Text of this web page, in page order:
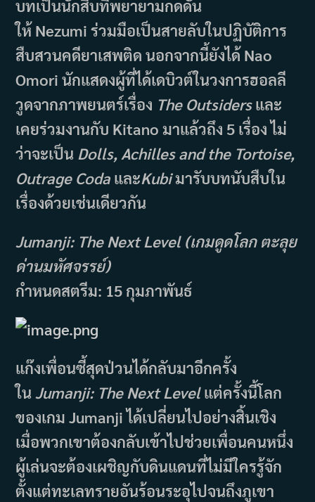
บทเป็นนักสืบที่พยายามกดดัน
ให้ Nezumi ร่วมมือเป็นสายลับในปฏิบัติการ
สืบสวนคดียาเสพติด นอกจากนี้ยังได้ Nao
Omori นักแสดงผู้ที่ได้เดบิวต์ในวงการฮอลลี
วูดจากภาพยนตร์เรื่อง The Outsidersและ
เคยร่วมงานกับ Kitano มาแล้วถึง 5 เรื่อง ไม่
ว่าจะเป็น Dolls, Achilles and the Tortoise,
Outrage Coda และKubiมารับบทนับสืบใน
เรื่องด้วยเช่นเดียวกัน
Jumanji: The Next Level (เกมดูดโลก ตะลุย
ด่านมหัศจรรย์)
กำหนดสตรีม: 15 กุมภาพันธ์
แก๊งเพื่อนซี้สุดป่วนได้กลับมาอีกครั้ง
ในJumanji: The Next Levelแต่ครั้งนี้โลก
ของเกม Jumanji ได้เปลี่ยนไปอย่างสิ้นเชิง
เมื่อพวกเขาต้องกลับเข้าไปช่วยเพื่อนคนหนึ่ง
ผู้เล่นจะต้องเผชิญกับดินแดนที่ไม่มีใครรู้จัก
ตั้งแต่ทะเลทรายอันร้อนระอุไปจนถึงภูเขา